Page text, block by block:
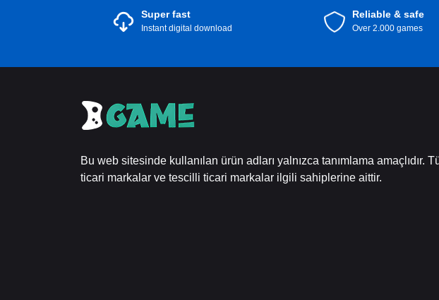
Super fast
Instant digital download
Reliable & safe
Over 2.000 games
Bu web sitesinde kullanılan ürün adları yalnızca tanımlama amaçlıdır.
ticari markalar ve tescilli ticari markalar ilgili sahiplerine aittir.